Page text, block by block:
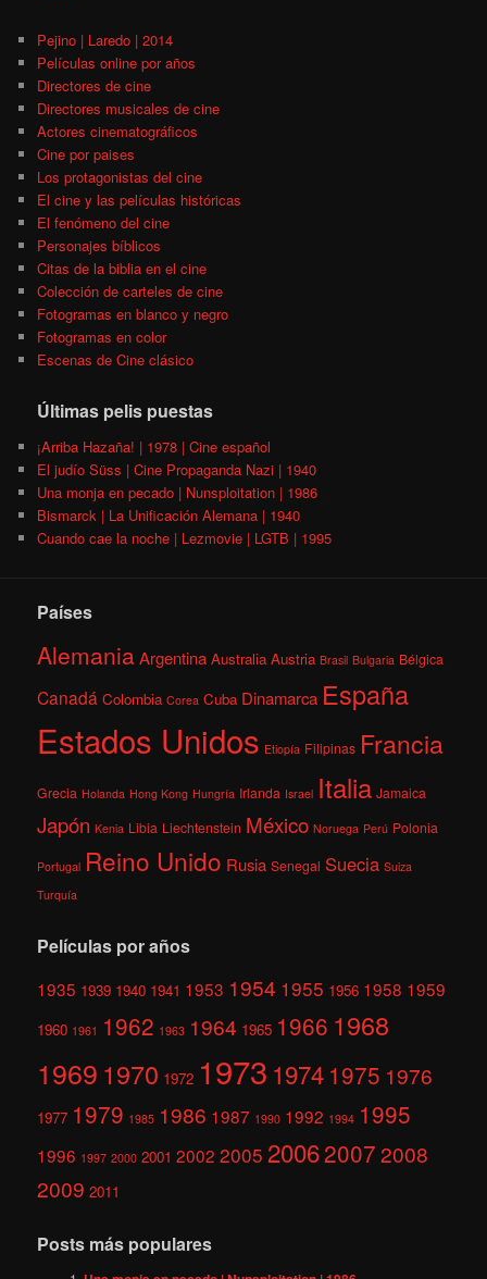
Pejino | Laredo | 2014
Películas online por años
Directores de cine
Directores musicales de cine
Actores cinematográficos
Cine por paises
Los protagonistas del cine
El cine y las películas históricas
El fenómeno del cine
Personajes bíblicos
Citas de la biblia en el cine
Colección de carteles de cine
Fotogramas en blanco y negro
Fotogramas en color
Escenas de Cine clásico
Últimas pelis puestas
¡Arriba Hazaña! | 1978 | Cine español
El judío Süss | Cine Propaganda Nazi | 1940
Una monja en pecado | Nunsploitation | 1986
Bismarck | La Unificación Alemana | 1940
Cuando cae la noche | Lezmovie | LGTB | 1995
Países
AlemaniaArgentina Australia Austria Brasil Bulgaria Bélgica
Canadá Colombia Corea Cuba Dinamarca España
Estados Unidos Etiopía Filipinas Francia
Grecia Holanda Hong Kong Hungría Irlanda Israel Italia Jamaica
Japón Kenia Libia Liechtenstein México Noruega Perú Polonia
Portugal Reino Unido Rusia Senegal Suecia Suiza
Turquía
Películas por años
1935 1939 1940 1941 1953 1954 1955 1956 1958 1959
1960 1961 1962 1963 1964 1965 1966 1968
1969 1970 1972 1973 1974 1975 1976
1977 1979 1985 1986 1987 1990 1992 1994 1995
1996 1997 2000 2001 2002 2005 200620072008
2009 2011
Posts más populares